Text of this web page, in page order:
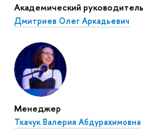
Академический руководитель
Дмитриев Олег Аркадьевич
Менеджер
Ткачук Валерия Абдурахимовна